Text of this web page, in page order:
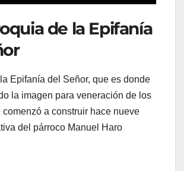
de la Epifanía
Epifanía del Señor, que es donde
la imagen para veneración de los
comenzó a construir hace nueve
del párroco Manuel Haro